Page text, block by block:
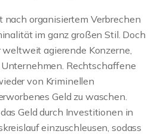
nach organisiertem Verbrechen
im ganz großen Stil. Doch
agierende Konzerne,
Rechtschaffene
von Kriminellen
Geld zu waschen.
Geld durch Investitionen in
einzuschleusen, sodass